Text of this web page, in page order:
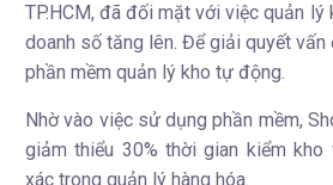
TP.HCM, đã đối mặt với việc quản lý
doanh số tăng lên. Để giải quyết vấn
phần mềm quản lý kho tự động.
Nhờ vào việc sử dụng phần mềm,
giảm thiểu 30% thời gian kiểm
xác trong quản lý hàng hóa.